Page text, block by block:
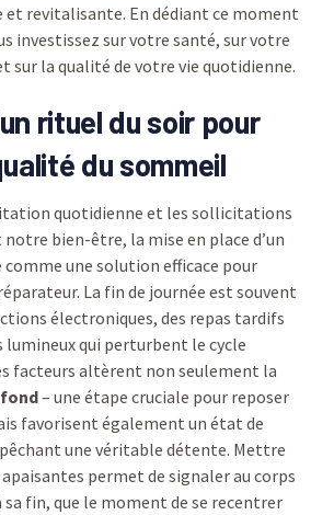
revitalisante. En dédiant ce moment
investissez sur votre santé, sur votre
sur la qualité de votre vie quotidienne.
rituel du soir pour
du sommeil
quotidienne et les sollicitations
bien-être, la mise en place d’un
comme une solution efficace pour
La fin de journée est souvent
électroniques, des repas tardifs
qui perturbent le cycle
facteurs altèrent non seulement la
– une étape cruciale pour reposer
favorisent également un état de
une véritable détente. Mettre
permet de signaler au corps
sa fin, que le moment de se recentrer